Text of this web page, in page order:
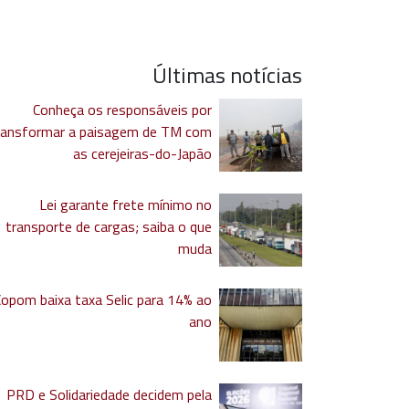
Últimas notícias
Conheça os responsáveis por
a paisagem de TM com
as cerejeiras-do-Japão
Lei garante frete mínimo no
transporte de cargas; saiba o que
muda
baixa taxa Selic para 14% ao
ano
PRD e Solidariedade decidem pela